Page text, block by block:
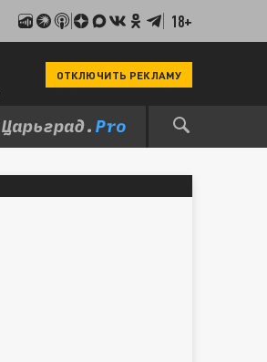
18+
ОТКЛЮЧИТЬ РЕКЛАМУ